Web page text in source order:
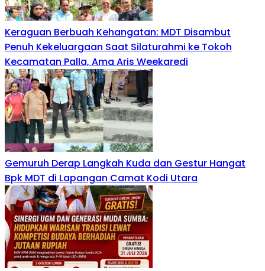
Keraguan Berbuah Kehangatan: MDT Disambut
Penuh Kekeluargaan Saat Silaturahmi ke Tokoh
Kecamatan Palla, Ama Aris Weekaredi
Gemuruh Derap Langkah Kuda dan Gestur Hangat
Bpk MDT di Lapangan Camat Kodi Utara